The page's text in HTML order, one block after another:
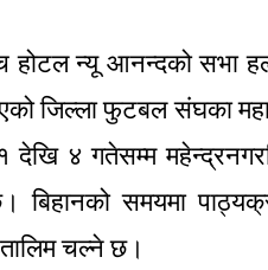
होटल न्यू आनन्दको सभा
जिल्ला फुटबल संघका
४ गतेसम्म
बिहानको समयमा
चल्ने छ।